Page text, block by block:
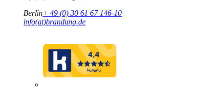
Berlin+ 49 (0) 30 61 67 146-10
info(at)brandung.de